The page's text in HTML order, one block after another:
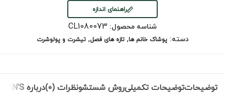
راهنمای اندازه
شناسه محصول: CL1080073
دسته: پوشاک خانم ها, تازه های فصل, تیشرت و پولوشرت
توضیحاتتوضیحات تکمیلیروش شستشونظرات (0) درباره COLIN'S